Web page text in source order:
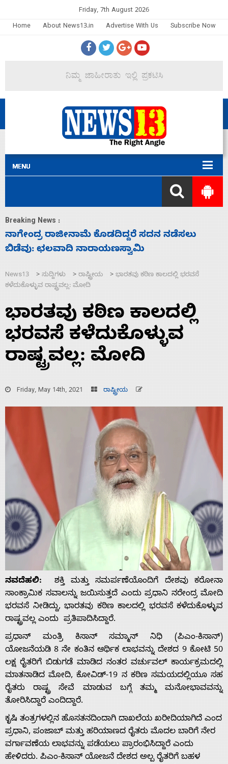
Friday, 7th August 2026
Home
About News13.in Advertise With Us Subscribe Now
Breaking News :
ಸಚಿವ ಸಂಪುಟ ವಿಸ್ತರಣೆ ಮಾಡಿದ್ದು ಹಣಬಲ ಮತ್ತು
ಹೈಕಮಾಂಡ್ ರಾಜಕಾರಣಕ್ಕೆ: ವಿಜಯೇಂದ್ರ
Home
About
News13 > ಸುದ್ದಿಗಳು > ರಾಷ್ಟ್ರೀಯ > ಭಾರತವು ಕಠಿಣ ಕಾಲದಲ್ಲಿ ಭರವಸೆ
ಕಳೆದುಕೊಳ್ಳುವ ರಾಷ್ಟ್ರವಲ್ಲ: ಮೋದಿ
ಭಾರತವು ಕಠಿಣ ಕಾಲದಲ್ಲಿ
ಭರವಸೆ ಕಳೆದುಕೊಳ್ಳುವ
ರಾಷ್ಟ್ರವಲ್ಲ: ಮೋದಿ
Friday, May 14th, 2021 ರಾಷ್ಟ್ರೀಯ
ನವದೆಹಲಿ: ಶಕ್ತಿ ಮತ್ತು ಸಮರ್ಪಣೆಯೊಂದಿಗೆ ದೇಶವು ಕರೋನಾ
ಸಾಂಕ್ರಾಮಿಕ ಸವಾಲನ್ನು ಜಯಿಸುತ್ತದೆ ಎಂದು ಪ್ರಧಾನಿ ನರೇಂದ್ರ ಮೋದಿ
ಭರವಸೆ ನೀಡಿದ್ದು, ಭಾರತವು ಕಠಿಣ ಕಾಲದಲ್ಲಿ ಭರವಸೆ ಕಳೆದುಕೊಳ್ಳುವ
ರಾಷ್ಟ್ರವಲ್ಲ ಎಂದು ಪ್ರತಿಪಾದಿಸಿದ್ದಾರೆ.
ಪ್ರಧಾನ್ ಮಂತ್ರಿ ಕಿಸಾನ್ ಸಮ್ಮಾನ್ ನಿಧಿ (ಪಿಎಂ-ಕಿಸಾನ್)
ಯೋಜನೆಯಡಿ 8 ನೇ ಕಂತಿನ ಆರ್ಥಿಕ ಲಾಭವನ್ನು ದೇಶದ 9 ಕೋಟಿ 50
ಲಕ್ಷ ರೈತರಿಗೆ ಬಿಡುಗಡೆ ಮಾಡಿದ ನಂತರ ವರ್ಚುವಲ್ ಕಾರ್ಯಕ್ರಮದಲ್ಲಿ
ಮಾತನಾಡಿದ ಮೋದಿ,‌ ಕೋವಿಡ್-19 ನ ಕಠಿಣ ಸಮಯದಲ್ಲಿಯೂ ಸಹ
ರೈತರು ರಾಷ್ಟ್ರ ಸೇವೆ ಮಾಡುವ ಬಗ್ಗೆ ತಮ್ಮ ಮನೋಭಾವವನ್ನು
ತೋರಿಸಿದ್ದಾರೆ ಎಂದಿದ್ದಾರೆ.
ಕೃಷಿ ತಂತ್ರಗಳಲ್ಲಿನ ಹೊಸತನದಿಂದಾಗಿ ದಾಖಲೆಯ ಖರೀದಿಯಾಗಿದೆ ಎಂದ
ಪ್ರಧಾನಿ, ಪಂಜಾಬ್ ಮತ್ತು ಹರಿಯಾಣದ ರೈತರು ಮೊದಲ ಬಾರಿಗೆ ನೇರ
ವರ್ಗಾವಣೆಯ ಲಾಭವನ್ನು ಪಡೆಯಲು ಪ್ರಾರಂಭಿಸಿದ್ದಾರೆ ಎಂದು
ಹೇಳಿದರು. ಪಿಎಂ-ಕಿಸಾನ್ ಯೋಜನೆ ದೇಶದ ಅಲ್ಪ ರೈತರಿಗೆ ಬಹಳ